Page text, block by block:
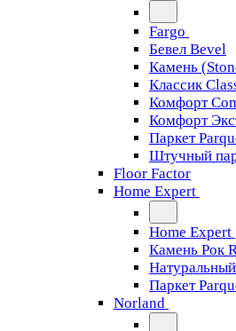
Fargo
Бевел Bevel
Камень
Классик
Комфорт
Комфорт
Паркет
Штучный
Floor Factor
Home Expert
Home Expert
Камень Рок
Паркет
Norland